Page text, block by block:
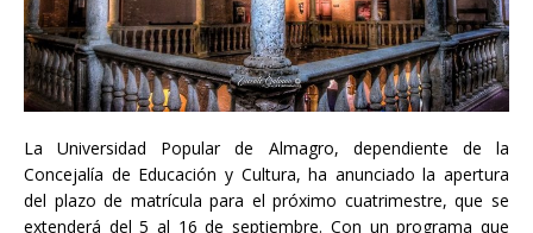
La Universidad Popular de Almagro, dependiente de la
Concejalía de Educación y Cultura, ha anunciado la apertura
del plazo de matrícula para el próximo cuatrimestre, que se
extenderá del 5 al 16 de septiembre. Con un programa que